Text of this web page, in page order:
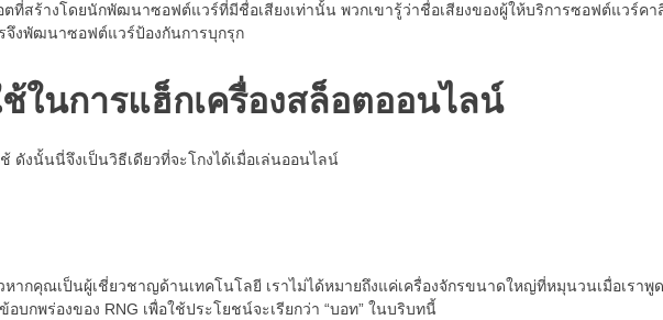
ที่สร้างโดยนักพัฒนาซอฟต์แวร์ที่มีชื่อเสียงเท่านั้น พวกเขารู้ว่าชื่อเสียงของผู้ให้บริการซอฟต์แวร์คา
จึงพัฒนาซอฟต์แวร์ป้องกันการบุกรุก
ในการแฮ็กเครื่องสล็อตออนไลน์
ดังนั้นนี่จึงเป็นวิธีเดียวที่จะโกงได้เมื่อเล่นออนไลน์
ากคุณเป็นผู้เชี่ยวชาญด้านเทคโนโลยี เราไม่ได้หมายถึงแค่เครื่องจักรขนาดใหญ่ที่หมุนวนเมื่อเราพู
บกพร่องของ RNG เพื่อใช้ประโยชน์จะเรียกว่า “บอท” ในบริบทนี้